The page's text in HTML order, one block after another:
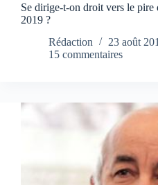
Se dirige-t-on droit vers le pire
2019 ?
Rédaction
23 août
15 commentaires